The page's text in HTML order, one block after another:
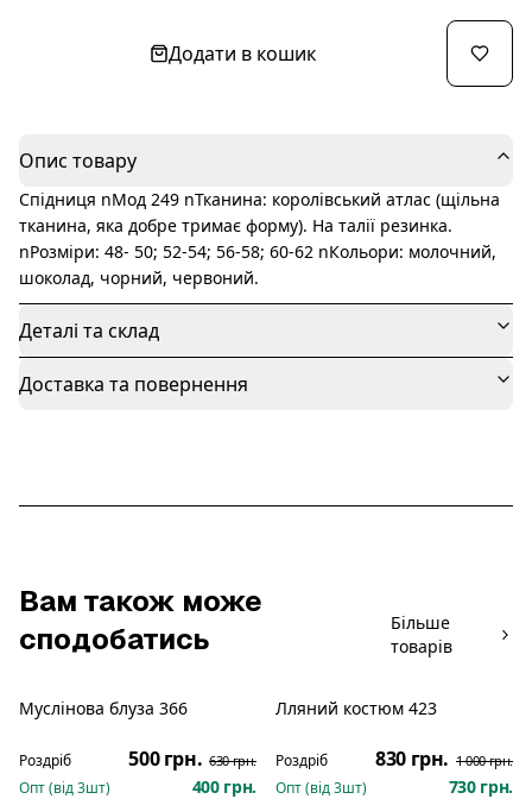
Додати в кошик
Опис товару
Спідниця nМод 249 nТканина: королівський атлас (щільна
тканина, яка добре тримає форму). На талії резинка.
nРозміри: 48- 50; 52-54; 56-58; 60-62 nКольори: молочний,
шоколад, чорний, червоний.
Деталі та склад
Доставка та повернення
Вам також може
сподобатись
Більше
товарів
Муслінова блуза 366
Роздріб 500 грн. 630 грн.
Опт (від3шт) 400 грн.
Лляний костюм 423
Роздріб 830 грн. 1 000 грн.
Опт (від3шт) 730 грн.